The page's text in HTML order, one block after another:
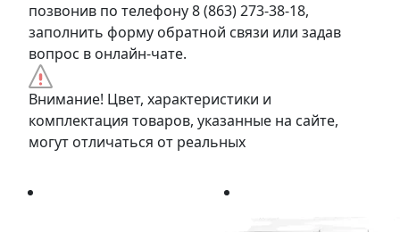
позвонив по телефону 8 (863) 273-38-18,
заполнить форму обратной связи или задав
вопрос в онлайн-чате.
Внимание! Цвет, характеристики и
комплектация товаров, указанные на сайте,
могут отличаться от реальных